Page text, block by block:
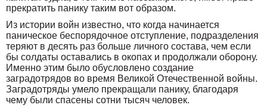
прекратить панику таким вот образом.
Из истории войн известно, что когда начинается
паническое беспорядочное отступление, подразделения
теряют в десять раз больше личного состава, чем если
бы солдаты оставались в окопах и продолжали оборону.
Именно этим было обусловлено создание
заградотрядов во время Великой Отечественной войны.
Заградотряды умело прекращали панику, благодаря
чему были спасены сотни тысяч человек.